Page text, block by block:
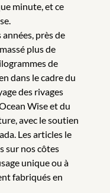
minute, et ce
près de
plus de
de
dans le cadre du
des rivages
Wise et du
avec le soutien
Les articles le
sur nos côtes
unique ou à
fabriqués en